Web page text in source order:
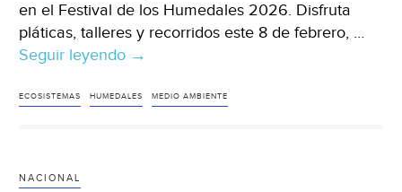
en el Festival de los Humedales 2026. Disfruta
pláticas, talleres y recorridos este 8 de febrero, …
Seguir leyendo Festival
los
→
ECOSISTEMAS HUMEDALES MEDIO AMBIENTE
NACIONAL